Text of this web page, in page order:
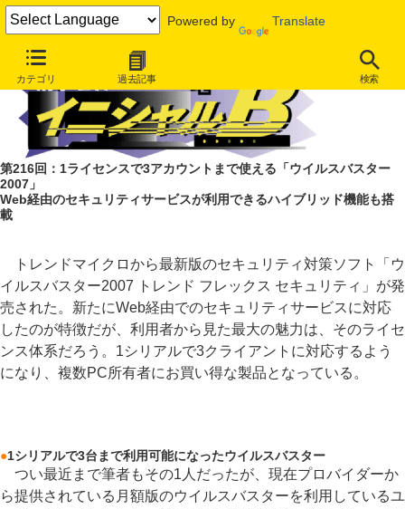
Powered by Translate
カテゴリ 過去記事 検索
第216回：1ライセンスで3アカウントまで使える「ウイルスバスター
2007」
Web経由のセキュリティサービスが利用できるハイブリッド機能も搭
載
トレンドマイクロから最新版のセキュリティ対策ソフト「ウ
イルスバスター2007 トレンド フレックス セキュリティ」が発
売された。新たにWeb経由でのセキュリティサービスに対応
したのが特徴だが、利用者から見た最大の魅力は、そのライセ
ンス体系だろう。1シリアルで3クライアントに対応するよう
になり、複数PC所有者にお買い得な製品となっている。
●1シリアルで3台まで利用可能になったウイルスバスター
つい最近まで筆者もその1人だったが、現在プロバイダーか
ら提供されている月額版のウイルスバスターを利用しているユ